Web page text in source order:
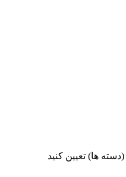
ها) تعیین کنید